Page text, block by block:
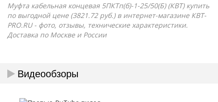
Муфта кабельная концевая 5ПКТп(б)-1-25/50(Б) (КВТ) купить
по выгодной цене (3821.72 руб.) в интернет-магазине КВТ-
PRO.RU - фото, отзывы, технические характеристики.
Доставка по Москве и России
Видеообзоры